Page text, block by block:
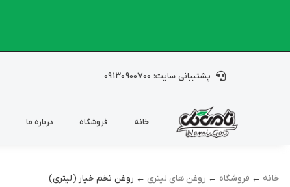
پشتیبانی سایت: 09130900700
خانه فروشگاه درباره ما
خانه ← فروشگاه ← روغن های لیتری ← روغن تخم خیار (لیتری)